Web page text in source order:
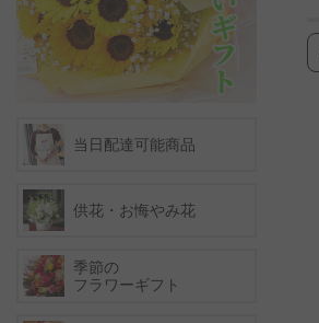
当日配達可能商品
供花・お悔やみ花
季節の
フラワーギフト